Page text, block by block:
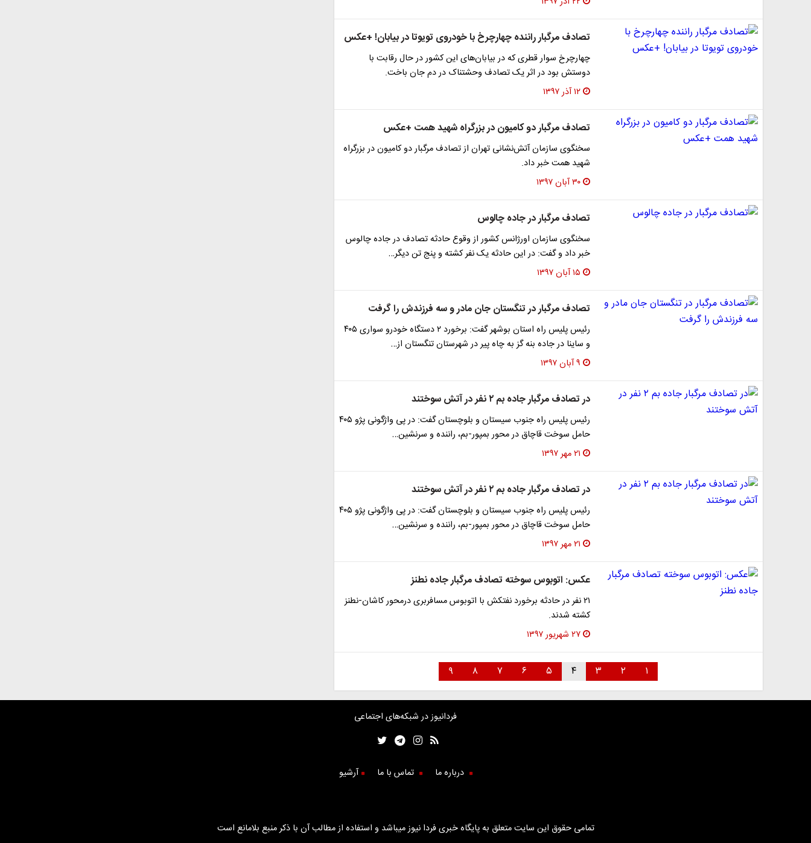
تصادف مرگبار راننده چهارچرخ با خودروی تویوتا در بیابان! +عکس
چهارچرخ سوار قطری که در بیابان‌های این کشور در حال رقابت با
دوستش بود در اثر یک تصادف وحشتناک در دم جان باخت.
۱۲ آذر ۱۳۹۷
تصادف مرگبار دو کامیون در بزرگراه شهید همت +عکس
سخنگوی سازمان آتش‌نشانی تهران از تصادف مرگبار دو کامیون در بزرگراه
شهید همت خبر داد.
۳۰ آبان ۱۳۹۷
تصادف مرگبار در جاده چالوس
سخنگوی سازمان اورژانس کشور از وقوع حادثه تصادف در جاده چالوس
خبر داد و گفت: در این حادثه یک نفر کشته و پنج تن دیگر…
۱۵ آبان ۱۳۹۷
تصادف مرگبار در تنگستان جان مادر و سه فرزندش را گرفت
رئیس پلیس راه استان بوشهر گفت: برخورد ۲ دستگاه خودرو سواری ۴۰۵
و ساینا در جاده بنه گز به چاه پیر در شهرستان تنگستان از…
۹ آبان ۱۳۹۷
در تصادف مرگبار جاده بم ۲ نفر در آتش سوختند
رئیس پلیس راه جنوب سیستان و بلوچستان گفت: در پی واژگونی پژو ۴۰۵
حامل سوخت قاچاق در محور بمپور-بم، راننده و سرنشین…
۲۱ مهر ۱۳۹۷
در تصادف مرگبار جاده بم ۲ نفر در آتش سوختند
رئیس پلیس راه جنوب سیستان و بلوچستان گفت: در پی واژگونی پژو ۴۰۵
حامل سوخت قاچاق در محور بمپور-بم، راننده و سرنشین…
۲۱ مهر ۱۳۹۷
عکس: اتوبوس سوخته تصادف مرگبار جاده نطنز
۲۱ نفر در حادثه برخورد نفتکش با اتوبوس مسافربری درمحور کاشان-نطنز
کشته شدند.
۲۷ شهریور ۱۳۹۷
۱ ۲ ۳ ۴ ۵ ۶ ۷ ۸ ۹
فردانیوز در شبکه‌های اجتماعی
درباره ما تماس با ما آرشیو
تمامی حقوق این سایت متعلق به پایگاه خبری فردا نیوز میباشد و استفاده از مطالب آن با ذکر منبع بلامانع است